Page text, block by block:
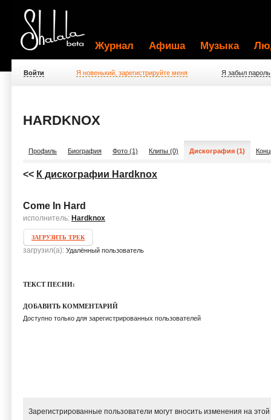
Журнал Афиша Музыка
Войти Я новенький, зарегистрируйте меня Я забыл пароль
HARDKNOX
Профиль Биография Фото (1) Клипы (0) Дискография (1)
<< К дискографии Hardknox
Come In Hard
исполнитель: Hardknox
ЗАГРУЗИТЬ ТРЕК
загрузил(а): Удалённый пользователь
ТЕКСТ ПЕСНИ:
ДОБАВИТЬ КОММЕНТАРИЙ
Доступно только для зарегистрированных пользователей
Зарегистрированные пользователи могут вносить изменения на